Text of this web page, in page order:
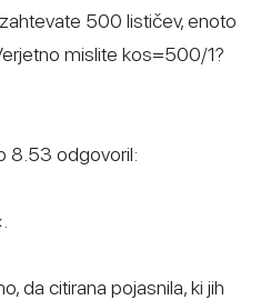
500 lističev, enoto
mislite kos=500/1?
8.53 odgovoril:
da citirana pojasnila, ki jih